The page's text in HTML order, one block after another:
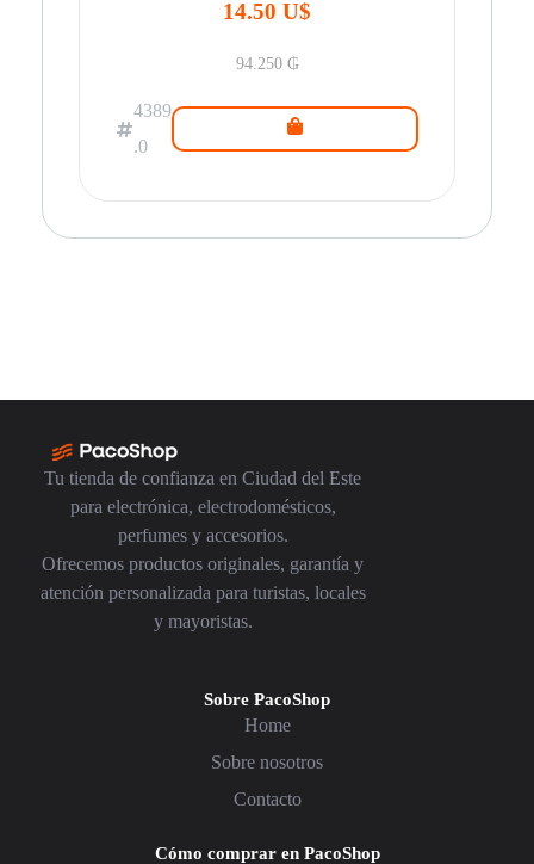
14.50 U$
94.250 ₲
4389
.0
Tu tienda de confianza en Ciudad del Este
para electrónica, electrodomésticos,
perfumes y accesorios.
Ofrecemos productos originales, garantía y
atención personalizada para turistas, locales
y mayoristas.
Sobre PacoShop
Home
Sobre nosotros
Contacto
Cómo comprar en PacoShop